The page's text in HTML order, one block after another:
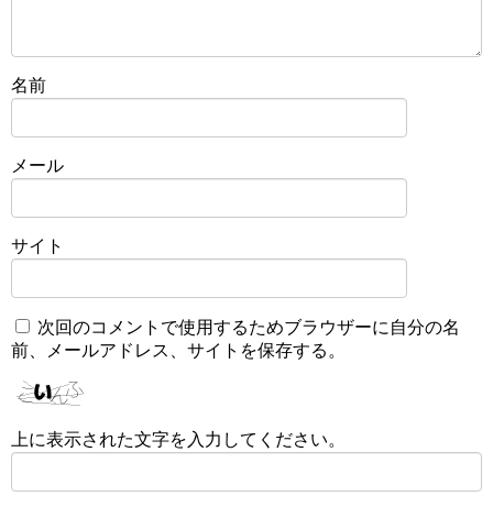
名前
メール
サイト
次回のコメントで使用するためブラウザーに自分の名
前、メールアドレス、サイトを保存する。
上に表示された文字を入力してください。